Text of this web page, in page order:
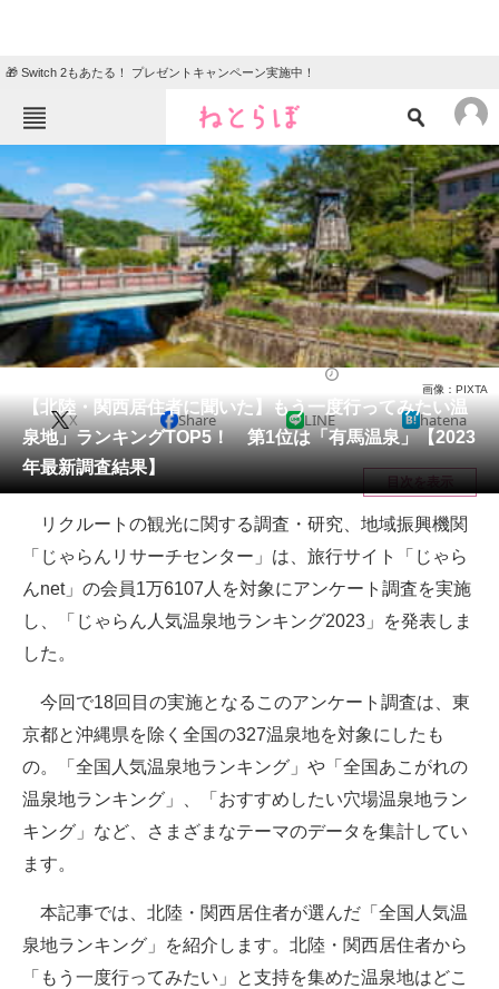
🎁 Switch 2もあたる！ プレゼントキャンペーン実施中！
ニュース
エンタメ クイズ
グルメ 地域
住まい 教育・育児
動物 リサーチ
会員記事
メディア
注目記事を集めた総合ページ
ITの今と未来を見通す
スマホと通信の最新トレンド
好きが集まる 比べて選べる
ビジネスと働き方のヒント
企業ITのトレンドを詳説
ITエンジニア向け専門サイト
【北陸・関西居住者に聞いた】もう一度行ってみたい温
泉地」ランキングTOP5！ 第1位は「有馬温泉」【2023
年最新調査結果】
画像：PIXTA
X Share LINE hatena
目次を表示
リクルートの観光に関する調査・研究、地域振興機関
「じゃらんリサーチセンター」は、旅行サイト「じゃら
んnet」の会員1万6107人を対象にアンケート調査を実施
し、「じゃらん人気温泉地ランキング2023」を発表しま
した。
今回で18回目の実施となるこのアンケート調査は、東
京都と沖縄県を除く全国の327温泉地を対象にしたも
の。「全国人気温泉地ランキング」や「全国あこがれの
温泉地ランキング」、「おすすめしたい穴場温泉地ラン
キング」など、さまざまなテーマのデータを集計してい
ます。
本記事では、北陸・関西居住者が選んだ「全国人気温
泉地ランキング」を紹介します。北陸・関西居住者から
「もう一度行ってみたい」と支持を集めた温泉地はどこ